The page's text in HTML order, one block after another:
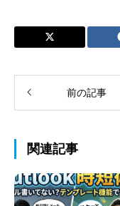
前の記事
関連記事